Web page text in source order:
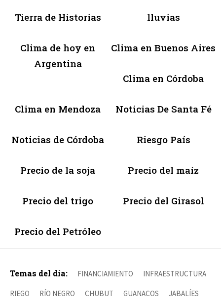
Tierra de Historias lluvias
Clima de hoy en
Argentina
Clima en Buenos Aires
Clima en Córdoba
Clima en Mendoza Noticias De Santa Fé
Noticias de Córdoba Riesgo País
Precio de la soja Precio del maíz
Precio del trigo Precio del Girasol
Precio del Petróleo
Temas del día: FINANCIAMIENTO INFRAESTRUCTURA
RIEGO RÍO NEGRO CHUBUT GUANACOS JABALÍES